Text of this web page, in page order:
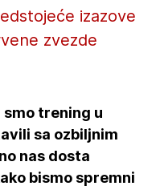
izazove
zvezde
trening u
sa ozbiljnim
nas dosta
bismo spremni